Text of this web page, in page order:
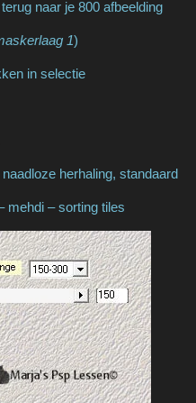
naar je 800 afbeelding
1)
in selectie
herhaling, standaard
mehdi – sorting tiles